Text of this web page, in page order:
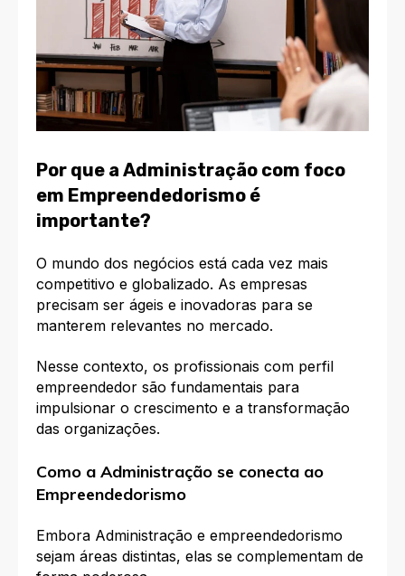
Por que a Administração com foco
em Empreendedorismo é
importante?
O mundo dos negócios está cada vez mais
competitivo e globalizado. As empresas
precisam ser ágeis e inovadoras para se
manterem relevantes no mercado.
Nesse contexto, os profissionais com perfil
empreendedor são fundamentais para
impulsionar o crescimento e a transformação
das organizações.
Como a Administração se conecta ao
Empreendedorismo
Embora Administração e empreendedorismo
sejam áreas distintas, elas se complementam de